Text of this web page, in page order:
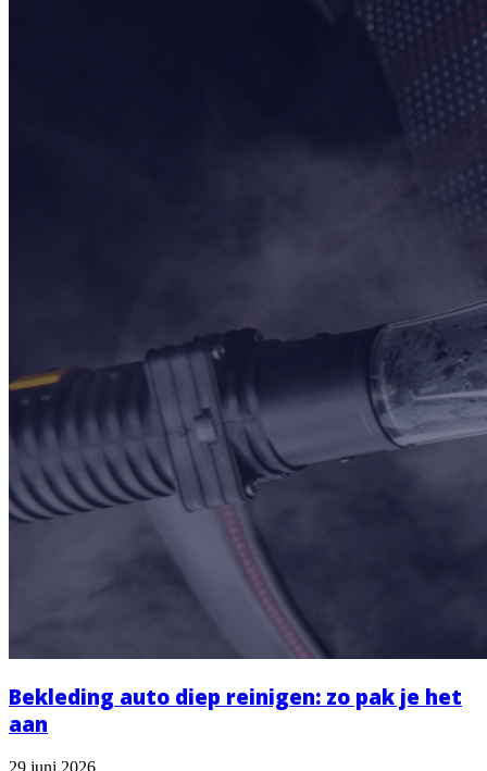
Bekleding auto diep reinigen: zo pak je het
aan